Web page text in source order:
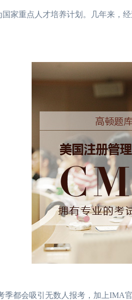
家重点人才培养计划。几年来，
会吸引无数人报考，加上IMA